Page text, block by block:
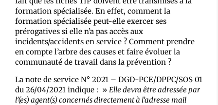
formation spécialisée. En effet, comment la
formation spécialisée peut-elle exercer ses
prérogatives si elle n’a pas accès aux
incidents/accidents en service ? Comment prendre
en compte l’arbre des causes et faire évoluer la
communauté de travail dans la prévention ?
La note de service N° 2021 – DGD-PCE/DPPC/SOS 01
du 26/04/2021 indique : »Elle devra être adressée par
l’(es) agent(s) concernés directement à l’adresse mail